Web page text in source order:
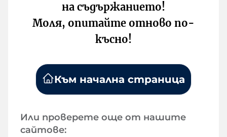
на съдържанието!
Моля, опитайте отново по-
късно!
Към начална страница
Или проверете още от нашите
сайтове: